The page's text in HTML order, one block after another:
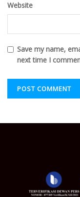
Website
Save my name,
next time I